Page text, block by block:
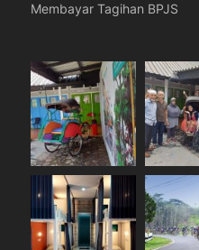
Membayar Tagihan BPJS